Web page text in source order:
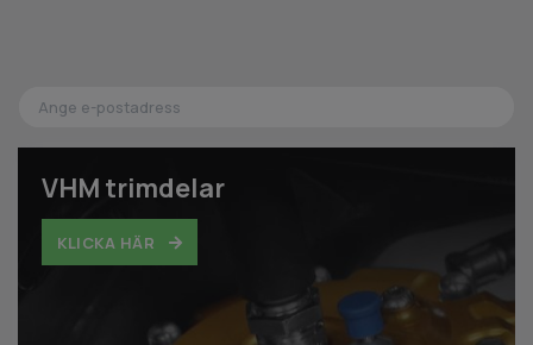
VHM trimdelar
KLICKA HÄR